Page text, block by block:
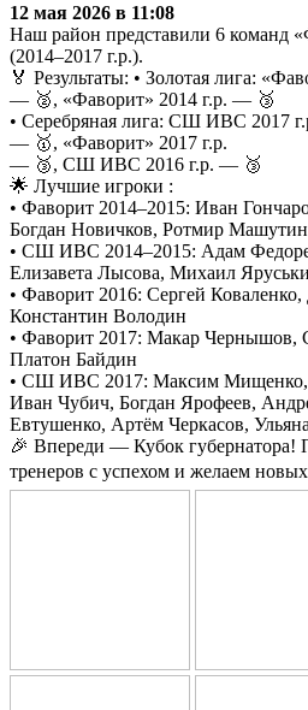
12 мая 2026 в 11:08
Наш район представили 6
(2014–2017 г.р.).
🏅 Результаты: • Золотая лига:
— 🥈, «Фаворит» 2014 г.р. — 🥉
• Серебряная лига: СШ ИВС 2017
— 🥇, «Фаворит» 2017 г.р.
— 🥉, СШ ИВС 2016 г.р. — 🥉
🌟 Лучшие игроки :
• Фаворит 2014–2015: Иван
Богдан Новичков, Ротмир Машутин
• СШ ИВС 2014–2015: Адам
Елизавета Лысова, Михаил
• Фаворит 2016: Сергей
Константин Володин
• Фаворит 2017: Макар Чернышов,
Платон Байдин
• СШ ИВС 2017: Максим Мищенко,
Иван Чубич, Богдан Ярофеев,
Евтушенко, Артём Черкасов,
🎉 Впереди — Кубок губернатора!
тренеров с успехом и желаем